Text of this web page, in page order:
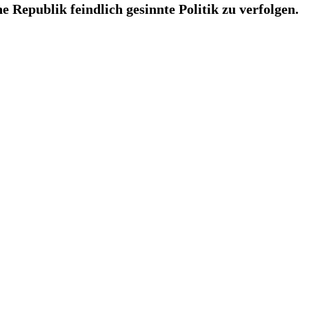
Republik feindlich gesinnte Politik zu verfolgen.